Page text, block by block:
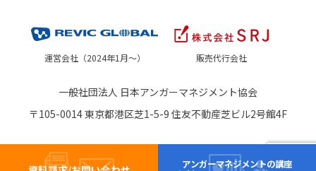
運営会社（2024年1月～） 販売代行会社
一般社団法人 日本アンガーマネジメント協会
〒105-0014 東京都港区芝1-5-9 住友不動産芝ビル2号館4F
アンガーマネジメントの講座